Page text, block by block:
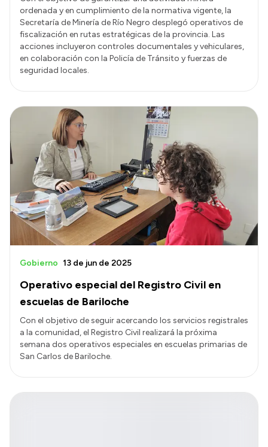
ordenada y en cumplimiento de la normativa vigente, la
Secretaría de Minería de Río Negro desplegó operativos de
fiscalización en rutas estratégicas de la provincia. Las
acciones incluyeron controles documentales y vehiculares,
en colaboración con la Policía de Tránsito y fuerzas de
seguridad locales.
Operativo especial del Registro Civil en
escuelas de Bariloche
Gobierno 13 de jun de 2025
Con el objetivo de seguir acercando los servicios registrales
a la comunidad, el Registro Civil realizará la próxima
semana dos operativos especiales en escuelas primarias de
San Carlos de Bariloche.